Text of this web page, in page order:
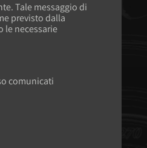
Tale messaggio di
previsto dalla
le necessarie
comunicati